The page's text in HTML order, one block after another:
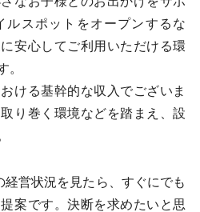
ルスポットをオープンするな
安心してご利用いただける環
。
ける基幹的な収入でございま
り巻く環境などを踏まえ、設
営状況を見たら、すぐにでも
案です。決断を求めたいと思